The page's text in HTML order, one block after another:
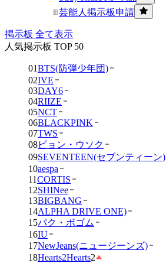
芸能人掲示板申請
掲示板 全て表示
人気掲示板 TOP 50
01BTS(防弾少年団)
02IVE
03DAY6
04RIIZE
05NCT
06BLACKPINK
07TWS
08ピョン・ウソク
09SEVENTEEN(セブンティーン)
10aespa
11CORTIS
12SHINee
13BIGBANG
14ALPHA DRIVE ONE)
15パク・ボゴム
16IU
17NewJeans(ニュージーンズ)
18Hearts2Hearts2